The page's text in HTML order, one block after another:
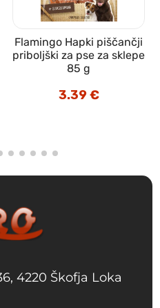
Flamingo Hapki piščančji
priboljški za pse za sklepe
85 g
3.39€
4220 Škofja Loka